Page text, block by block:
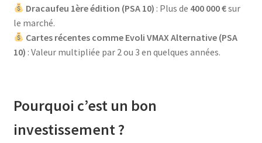
Dracaufeu 1ère édition (PSA 10) : Plus de 400 000 €sur
le marché.
Cartes récentes comme Evoli VMAX Alternative (PSA
10) : Valeur multipliée par 2 ou 3 en quelques années.
Pourquoi c’est un bon
investissement ?